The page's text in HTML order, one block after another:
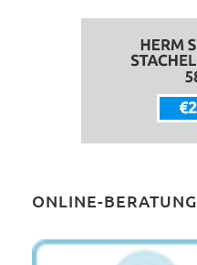
ONLINE-BERATUNG